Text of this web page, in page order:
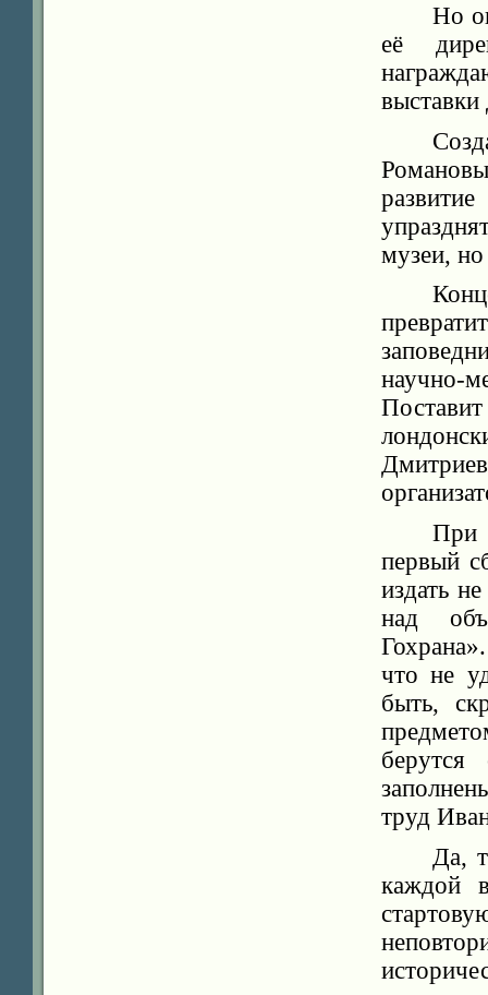
Но
её
выставки
музеи,
научно-
При
первый
издать
над
что не
быть,
берутся
труд
Да,
каждой